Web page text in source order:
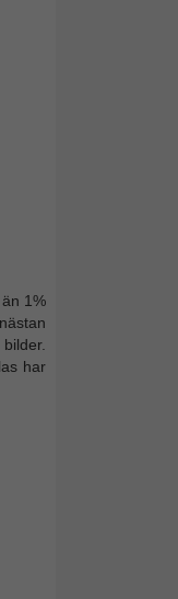
1%
har